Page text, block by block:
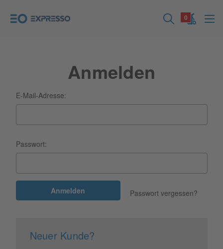
0
Anmelden
E-Mail-Adresse:
Passwort:
Passwort vergessen?
Neuer Kunde?